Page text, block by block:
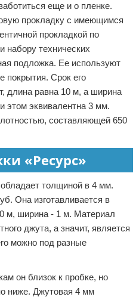
еще и о пленке.
прокладку с имеющимся
прокладкой по
набору технических
подложка. Ее используют
покрытия. Срок его
длина равна 10 м, а ширина
этом эквивалентна 3 мм.
составляющей 650
«Ресурс»
толщиной в 4 мм.
Она изготавливается в
м, ширина - 1 м. Материал
джута, а значит, является
можно под разные
он близок к пробке, но
ниже. Джутовая 4 мм